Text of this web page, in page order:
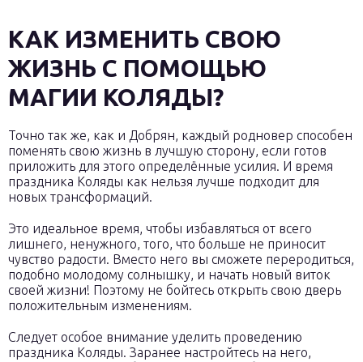
КАК ИЗМЕНИТЬ СВОЮ
ЖИЗНЬ С ПОМОЩЬЮ
МАГИИ КОЛЯДЫ?
Точно так же, как и Добрян, каждый родновер способен
поменять свою жизнь в лучшую сторону, если готов
приложить для этого определённые усилия. И время
праздника Коляды как нельзя лучше подходит для
новых трансформаций.
Это идеальное время, чтобы избавляться от всего
лишнего, ненужного, того, что больше не приносит
чувство радости. Вместо него вы сможете переродиться,
подобно молодому солнышку, и начать новый виток
своей жизни! Поэтому не бойтесь открыть свою дверь
положительным изменениям.
Следует особое внимание уделить проведению
праздника Коляды. Заранее настройтесь на него,